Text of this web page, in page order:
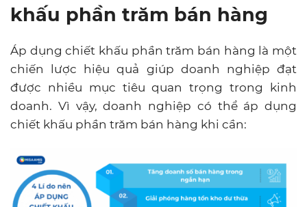
khấu phần trăm bán hàng
Áp dụng chiết khấu phần trăm bán hàng là một
chiến lược hiệu quả giúp doanh nghiệp đạt
được nhiều mục tiêu quan trọng trong kinh
doanh. Vì vậy, doanh nghiệp có thể áp dụng
chiết khấu phần trăm bán hàng khi cần: